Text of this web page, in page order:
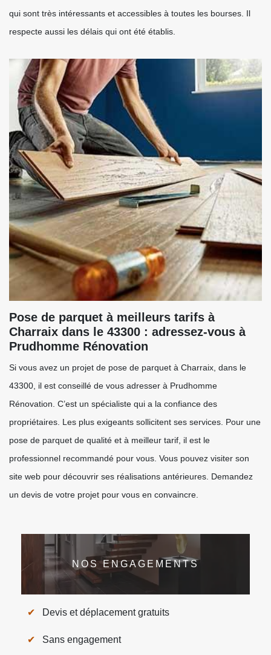
qui sont très intéressants et accessibles à toutes les bourses. Il
respecte aussi les délais qui ont été établis.
Pose de parquet à meilleurs tarifs à
Charraix dans le 43300 : adressez-vous à
Prudhomme Rénovation
Si vous avez un projet de pose de parquet à Charraix, dans le
43300, il est conseillé de vous adresser à Prudhomme
Rénovation. C’est un spécialiste qui a la confiance des
propriétaires. Les plus exigeants sollicitent ses services. Pour une
pose de parquet de qualité et à meilleur tarif, il est le
professionnel recommandé pour vous. Vous pouvez visiter son
site web pour découvrir ses réalisations antérieures. Demandez
un devis de votre projet pour vous en convaincre.
NOS ENGAGEMENTS
Devis et déplacement gratuits
Sans engagement